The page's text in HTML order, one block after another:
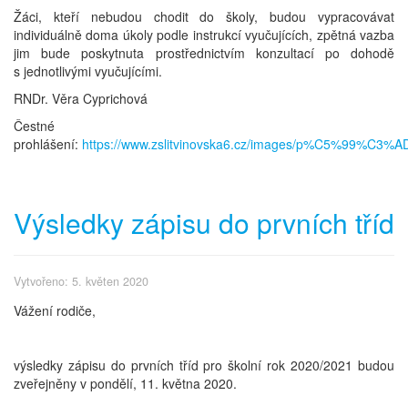
Žáci, kteří nebudou chodit do školy, budou vypracovávat
individuálně doma úkoly podle instrukcí vyučujících, zpětná vazba
jim bude poskytnuta prostřednictvím konzultací po dohodě
s jednotlivými vyučujícími.
RNDr. Věra Cyprichová
Čestné
prohlášení: https://www.zslitvinovska6.cz/images/
Výsledky zápisu do prvních tříd
Vytvořeno: 5. květen 2020
Vážení rodiče,
výsledky zápisu do prvních tříd pro školní rok 2020/2021 budou
zveřejněny v pondělí, 11. května 2020.